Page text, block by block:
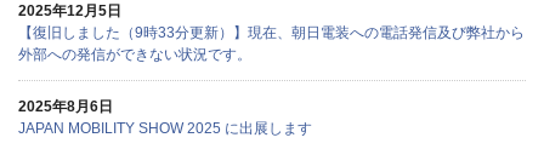
2025年12月5日
【復旧しました（9時33分更新）】現在、朝日電装への電話発信及び弊社から
外部への発信ができない状況です。
2025年8月6日
JAPAN MOBILITY SHOW 2025 に出展します